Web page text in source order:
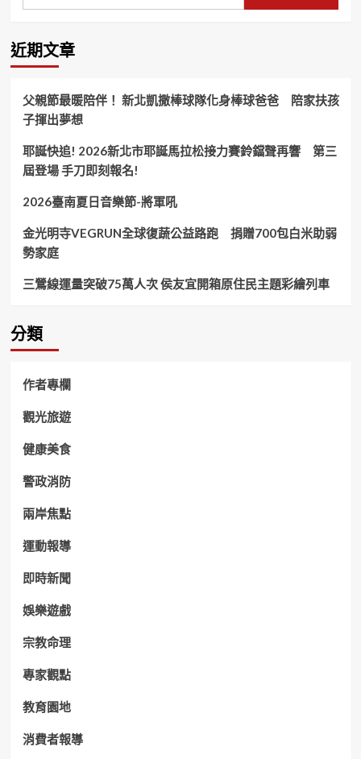
學
實
務
結
業
禮
學
習
成
果
豐
碩
近期文章
父親節最暖陪伴！ 新北凱撒棒球隊化身棒球爸爸 陪家扶孩
子揮出夢想
耶誕快追! 2026新北市耶誕馬拉松接力賽鈴鐺聲再響 第三
屆登場 手刀即刻報名!
2026臺南夏日音樂節-將軍吼
金光明寺VEGRUN全球復蔬公益路跑 捐贈700包白米助弱
勢家庭
三鶯線運量突破75萬人次 侯友宜開箱原住民主題彩繪列車
分類
作者專欄
觀光旅遊
健康美食
警政消防
兩岸焦點
運動報導
即時新聞
娛樂遊戲
宗教命理
專家觀點
教育園地
消費者報導